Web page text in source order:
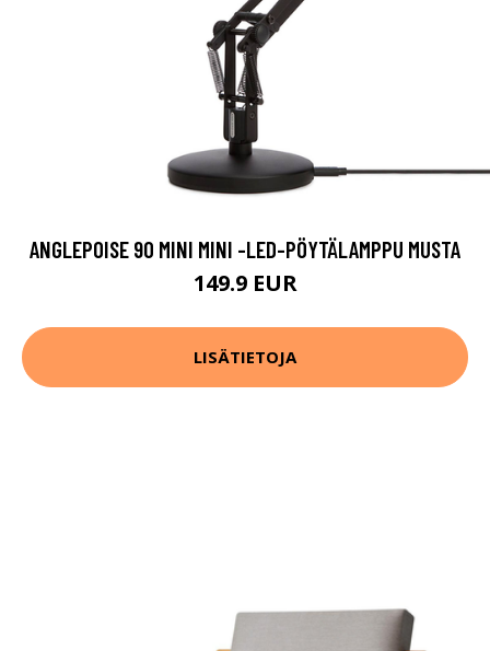
ANGLEPOISE 90 MINI MINI -LED-PÖYTÄLAMPPU MUSTA
149.9 EUR
LISÄTIETOJA